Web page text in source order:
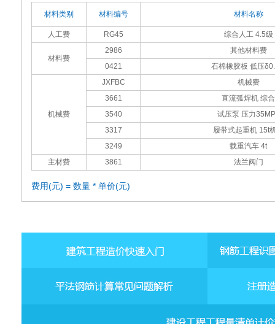
材料类别 材料编号 材料名称
人工费 RG45 综合人工 4.5级
材料费
2986
其他材料费
0421
石棉橡胶板 低压
机械费
JXFBC
机械费
3661
直流弧焊机 综合
3540
试压泵 压力
3317
履带式起重机 15t
3249
载重汽车 4t
主材费
3861 法兰阀门
费用(元) = 数量 * 单价(元)